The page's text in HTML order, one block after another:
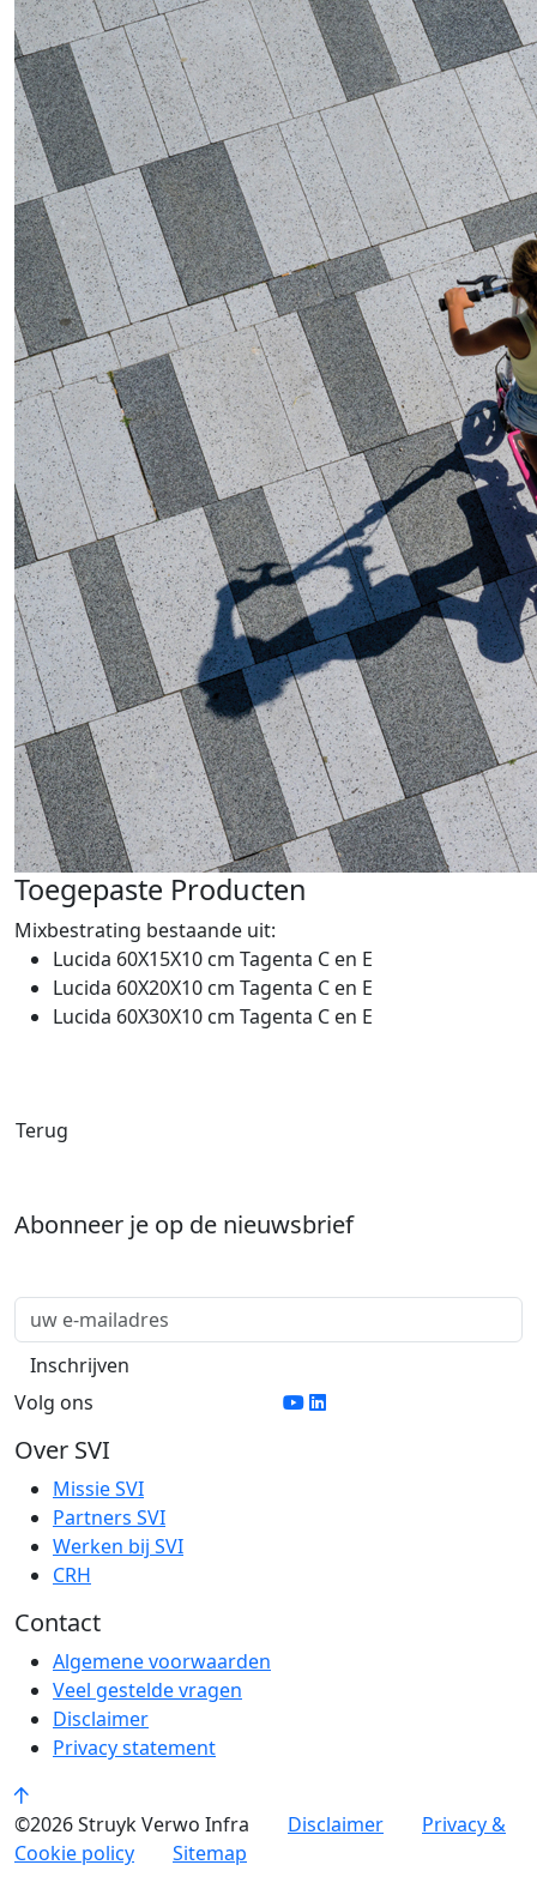
Toegepaste Producten
Mixbestrating bestaande uit:
Lucida 60X15X10 cm Tagenta C en E
Lucida 60X20X10 cm Tagenta C en E
Lucida 60X30X10 cm Tagenta C en E
Terug
Abonneer je op de nieuwsbrief
Volg ons
Over SVI
Missie SVI
Partners SVI
Werken bij SVI
CRH
Contact
Algemene voorwaarden
Veel gestelde vragen
Disclaimer
Privacy statement
©2026 Struyk Verwo Infra Disclaimer
Privacy &
Cookie policy
Sitemap